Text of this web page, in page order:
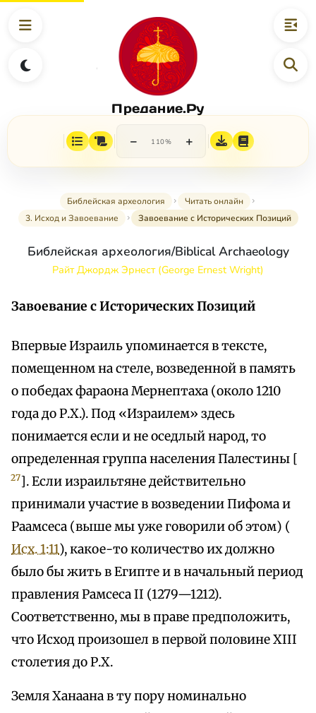
Предание.Ру
− 110% +
Библейская археология
Читать онлайн
3. Исход и Завоевание
Завоевание с Исторических Позиций
Библейская археология/Biblical Archaeology
Райт Джордж Эрнест (George Ernest Wright)
Завоевание с Исторических Позиций
Впервые Израиль упоминается в тексте,
помещенном на стеле, возведенной в память
о победах фараона Мернептаха (около 1210
года до Р.Х.). Под «Израилем» здесь
понимается если и не оседлый народ, то
определенная группа населения Палестины [
27]. Если израильтяне действительно
принимали участие в возведении Пифома и
Раамсеса (выше мы уже говорили об этом) (
Исх. 1:11), какое-то количество их должно
было бы жить в Египте и в начальный период
правления Рамсеса II (1279—1212).
Соответственно, мы в праве предположить,
что Исход произошел в первой половине XIII
столетия до Р.Х.
Земля Ханаана в ту пору номинально